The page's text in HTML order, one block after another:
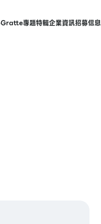
Gratte專題特輯企業資訊招募信息